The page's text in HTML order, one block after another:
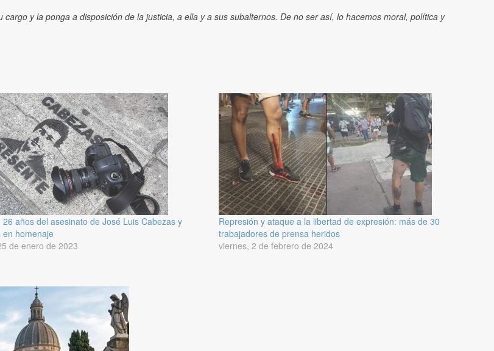
y la ponga a disposición de la justicia, a ella y a sus subalternos. De no ser así, lo hacemos moral, política y
26 años del asesinato de José Luis Cabezas y
en homenaje
de enero de 2023
Represión y ataque a la libertad de expresión: más de 30
trabajadores de prensa heridos
viernes, 2 de febrero de 2024